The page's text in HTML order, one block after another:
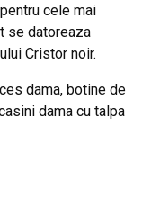
cele mai
se datoreaza
Cristor noir.
dama, botine de
dama cu talpa